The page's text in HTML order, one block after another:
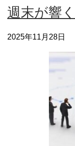
週末が響
2025年11月28日